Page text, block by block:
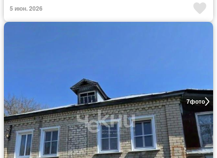
5 июн. 2026
7фото